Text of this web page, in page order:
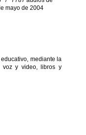
mayo de 2004
mediante la
voz y video, libros y